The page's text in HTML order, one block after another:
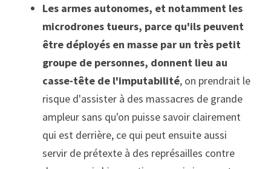
Les armes autonomes, et notamment les
microdrones tueurs, parce qu'ils peuvent
être déployés en masse par un très petit
groupe de personnes, donnent lieu au
casse-tête de l'imputabilité, on prendrait le
risque d'assister à des massacres de grande
ampleur sans qu'on puisse savoir clairement
qui est derrière, ce qui peut ensuite aussi
servir de prétexte à des représailles contre